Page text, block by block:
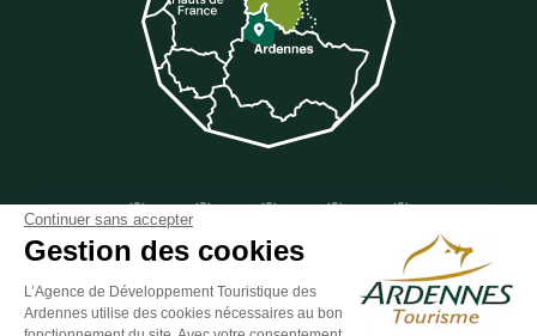
Suivez-nous sur Facebook
ESPACE GROUPES ESPACE PRESSE ESPACE PRO
Continuer sans accepter
Gestion des cookies
L’Agence de Développement Touristique des
Ardennes utilise des cookies nécessaires au bon